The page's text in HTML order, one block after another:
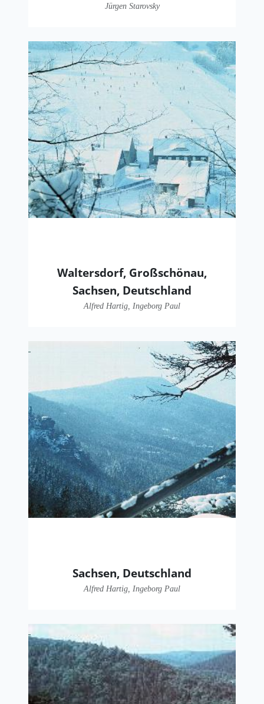
Jürgen Starovsky
Waltersdorf, Großschönau,
Sachsen, Deutschland
Alfred Hartig, Ingeborg Paul
Sachsen, Deutschland
Alfred Hartig, Ingeborg Paul